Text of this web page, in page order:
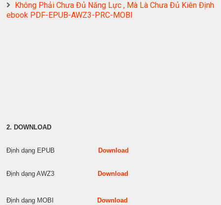
Không Phải Chưa Đủ Năng Lực , Mà Là Chưa Đủ Kiên Định
ebook PDF-EPUB-AWZ3-PRC-MOBI
2. DOWNLOAD
Định dạng EPUB Download
Định dạng AWZ3 Download
Định dạng MOBI Download